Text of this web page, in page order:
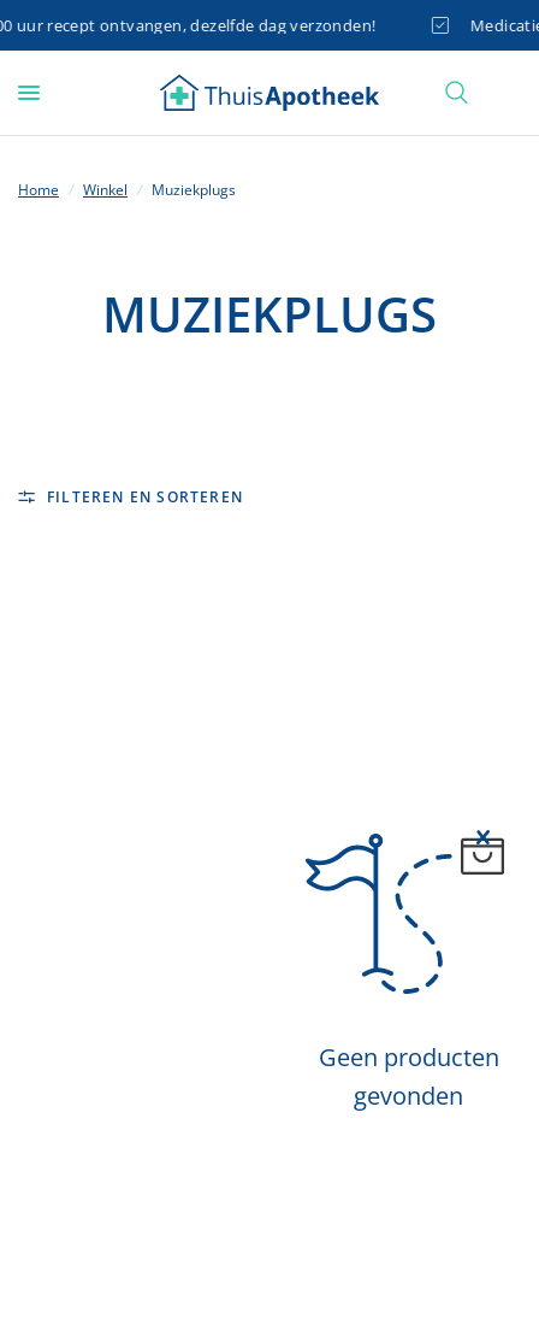
uur recept ontvangen, dezelfde dag verzonden!
Home / Winkel / Muziekplugs
MUZIEKPLUGS
FILTEREN EN SORTEREN
Geen producten
gevonden